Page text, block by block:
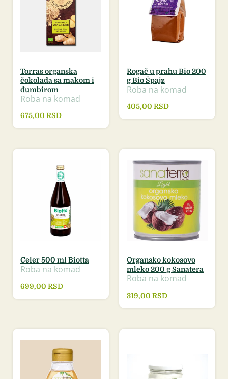
Torras organska
čokolada sa makom i
đumbirom
Roba na komad
675,00 RSD
Rogač u prahu Bio 200
g Bio Špajz
Roba na komad
405,00 RSD
Celer 500 ml Biotta
Roba na komad
699,00 RSD
Organsko kokosovo
mleko 200 g Sanatera
Roba na komad
319,00 RSD